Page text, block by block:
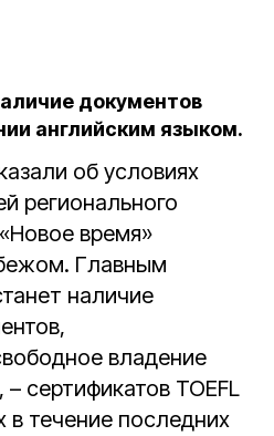
документов
английским языком.
об условиях
регионального
время»
Главным
наличие
владение
сертификатов TOEFL
в течение последних